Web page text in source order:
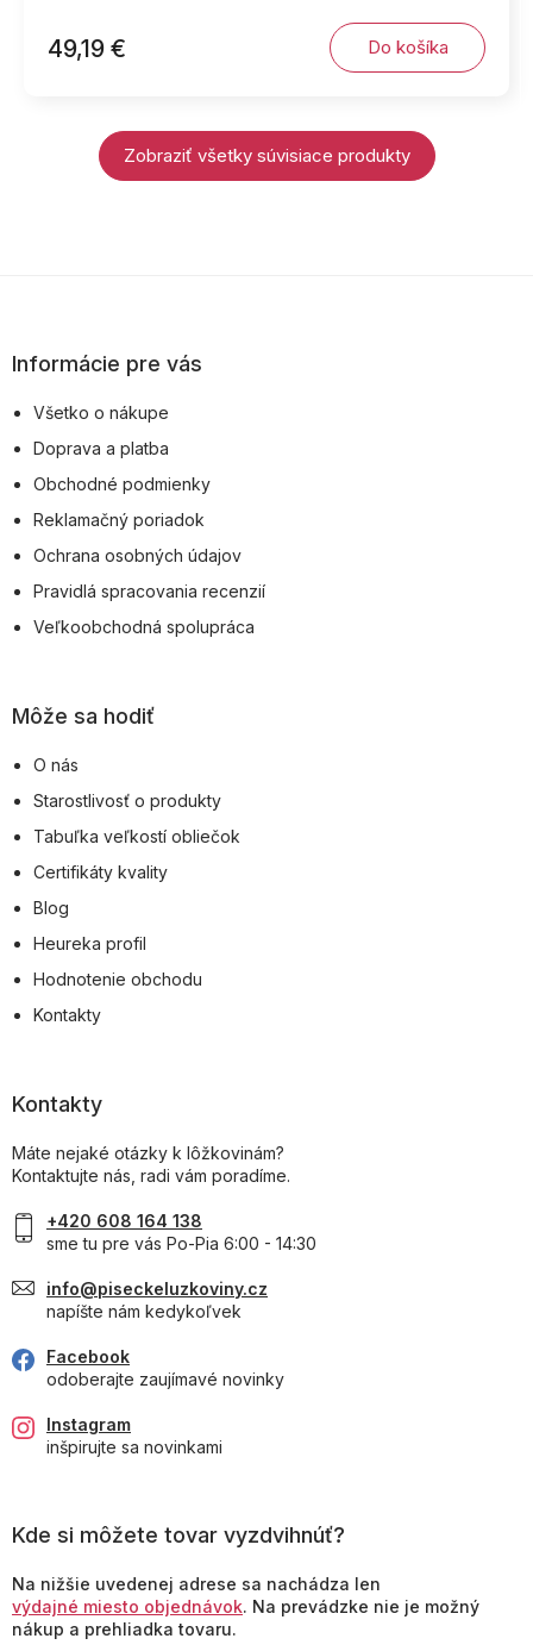
49,19 € Do košíka
Zobraziť všetky súvisiace produkty
pInformácie pre vás
Všetko o nákupe
Doprava a platba
Obchodné podmienky
Reklamačný poriadok
Ochrana osobných údajov
Pravidlá spracovania recenzií
Veľkoobchodná spolupráca
Môže sa hodiť
O nás
Starostlivosť o produkty
Tabuľka veľkostí obliečok
Certifikáty kvality
Blog
Heureka profil
Hodnotenie obchodu
Kontakty
Kontakty
Máte nejaké otázky k lôžkovinám?
Kontaktujte nás, radi vám poradíme.
+420 608 164 138
sme tu pre vás Po-Pia 6:00 - 14:30
info@piseckeluzkoviny.cz
napíšte nám kedykoľvek
Facebook
odoberajte zaujímavé novinky
Instagram
inšpirujte sa novinkami
Kde si môžete tovar vyzdvihnúť?
Na nižšie uvedenej adrese sa nachádza len
výdajné miesto objednávok. Na prevádzke nie je možný
nákup a prehliadka tovaru.